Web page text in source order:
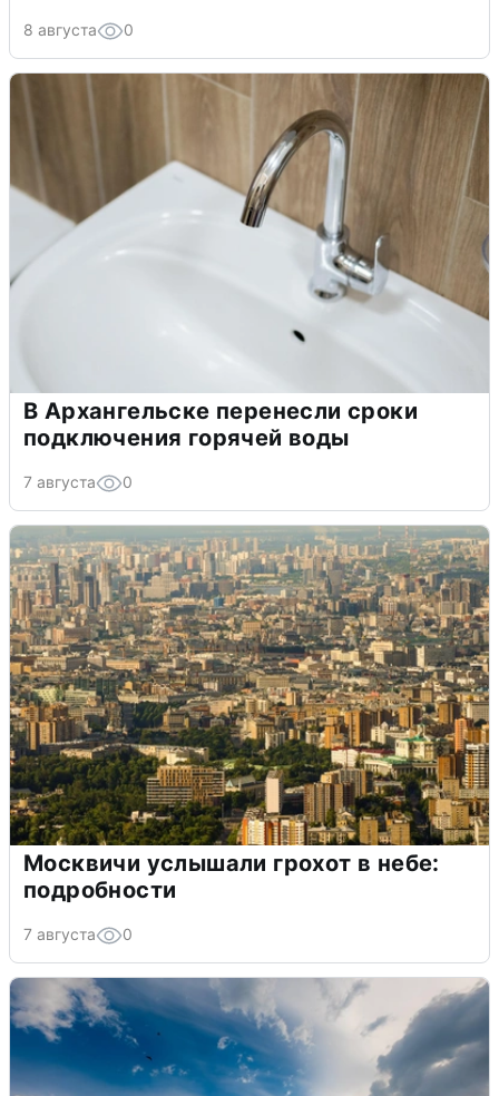
8 августа 0
В Архангельске перенесли сроки
подключения горячей воды
7 августа 0
Москвичи услышали грохот в небе:
подробности
7 августа 0